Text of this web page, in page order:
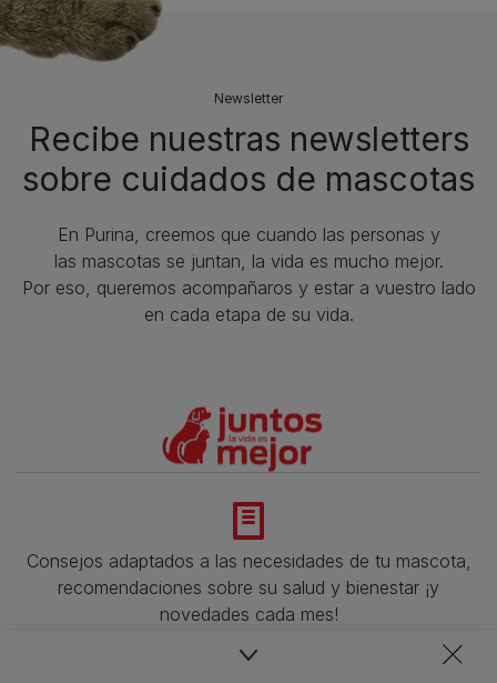
Newsletter
Recibe nuestras newsletters
sobre cuidados de mascotas​
En Purina, creemos que cuando las personas y
las mascotas se juntan, la vida es mucho mejor.
Por eso, queremos acompañaros y estar a vuestro lado
en cada etapa de su vida.​
Consejos adaptados a las necesidades de tu mascota,
recomendaciones sobre su salud y bienestar ¡y
novedades cada mes!